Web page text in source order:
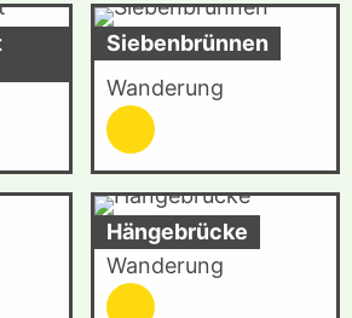
Siebenbrünnen
Wanderung
Hängebrücke
Wanderung